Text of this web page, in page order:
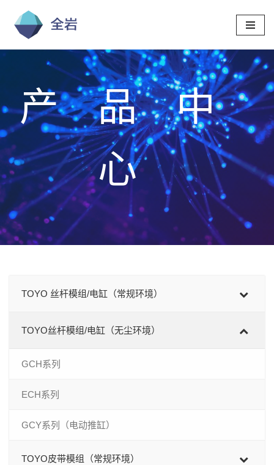
跳
至
产品中
心
TOYO 丝杆模组/电缸（常规环境）
TOYO丝杆模组/电缸（无尘环境）
GCH系列
ECH系列
GCY系列（电动推缸）
TOYO皮带模组（常规环境）